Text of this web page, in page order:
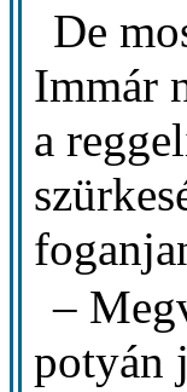
De
Immár
a
–
potyán